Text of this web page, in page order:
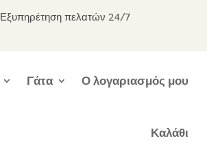
Εξυπηρέτηση πελατών 24/7
Γάτα Ο λογαριασμός μου
Καλάθι